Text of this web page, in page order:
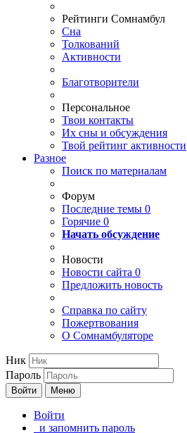
Рейтинги Сомнамбул
Сна
Толкований
Активности
Благотворители
Персональное
Твои контакты
Их сны и обсуждения
Твой рейтинг активности
Разное
Поиск по материалам
Форум
Последние темы 0
Горячие 0
Начать обсуждение
Новости
Новости сайта 0
Предложить новость
Справка по сайту
Пожертвования
О Сомнамбуляторе
Ник
Пароль
Войти Меню
Войти
и запомнить пароль